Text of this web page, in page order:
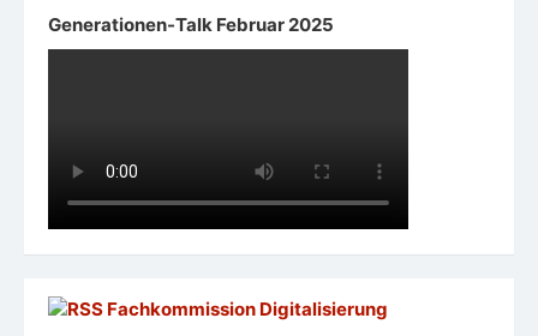
Generationen-Talk Februar 2025
Fachkommission Digitalisierung